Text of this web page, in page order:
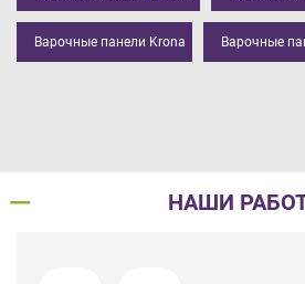
Варочные панели Krona Варочные
НАШИ